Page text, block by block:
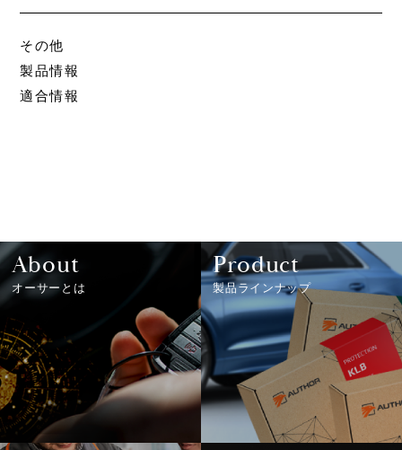
その他
製品情報
適合情報
About
オーサーとは
Product
製品ラインナップ